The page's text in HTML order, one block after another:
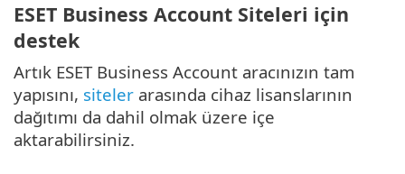
ESET Business Account Siteleri için
destek
Artık ESET Business Account aracınızın tam
yapısını, siteler arasında cihaz lisanslarının
dağıtımı da dahil olmak üzere içe
aktarabilirsiniz.